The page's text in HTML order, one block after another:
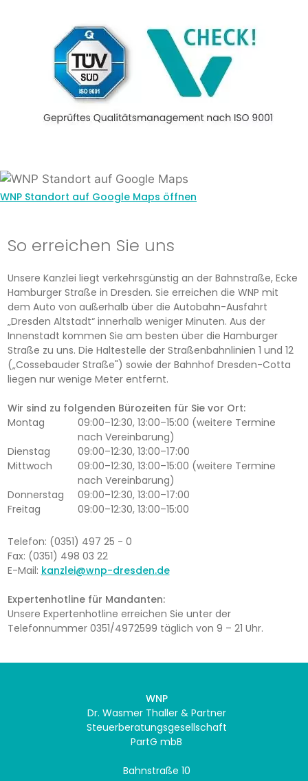
WNP Standort auf Google Maps öffnen
So erreichen Sie uns
Unsere Kanzlei liegt verkehrsgünstig an der Bahnstraße, Ecke
Hamburger Straße in Dresden. Sie erreichen die WNP mit
dem Auto von außerhalb über die Autobahn-Ausfahrt
„Dresden Altstadt“ innerhalb weniger Minuten. Aus der
Innenstadt kommen Sie am besten über die Hamburger
Straße zu uns. Die Haltestelle der Straßenbahnlinien 1 und 12
(„Cossebauder Straße") sowie der Bahnhof Dresden-Cotta
liegen nur wenige Meter entfernt.
Wir sind zu folgenden Bürozeiten für Sie vor Ort:
Montag
09:00–12:30, 13:00–15:00 (weitere Termine
nach Vereinbarung)
Dienstag
09:00–12:30, 13:00–17:00
Mittwoch
09:00–12:30, 13:00–15:00 (weitere Termine
nach Vereinbarung)
Donnerstag
09:00–12:30, 13:00–17:00
Freitag
09:00–12:30, 13:00–15:00
Telefon: (0351) 497 25 - 0
Fax: (0351) 498 03 22
E-Mail: kanzlei@wnp-dresden.de
Expertenhotline für Mandanten:
Unsere Expertenhotline erreichen Sie unter der
Telefonnummer 0351/4972599 täglich von 9 – 21 Uhr.
WNP
Dr. Wasmer Thaller & Partner
Steuerberatungsgesellschaft
PartG mbB
Bahnstraße 10